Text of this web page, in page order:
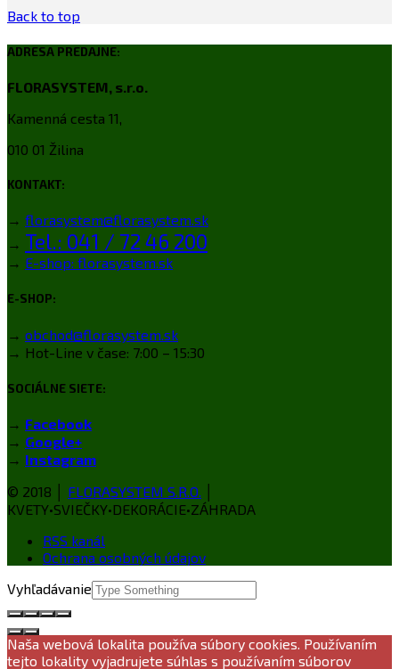
Back to top
ADRESA PREDAJNE:
FLORASYSTEM, s.r.o.
Kamenná cesta 11,
010 01 Žilina
KONTAKT:
→ florasystem@florasystem.sk
→ Tel.: 041 / 72 46 200
→ E-shop: florasystem.sk
E-SHOP:
→ obchod@florasystem.sk
→ Hot-Line v čase: 7:00 – 15:30
SOCIÁLNE SIETE:
→ Facebook
→ Google+
→ Instagram
© 2018 │ FLORASYSTEM S.R.O.
KVETY•SVIEČKY•DEKORÁCIE•ZÁHRADA
RSS kanál
Ochrana osobných údajov
Vyhľadávanie
Naša webová lokalita používa súbory cookies. Používaním
tejto lokality vyjadrujete súhlas s používaním súborov